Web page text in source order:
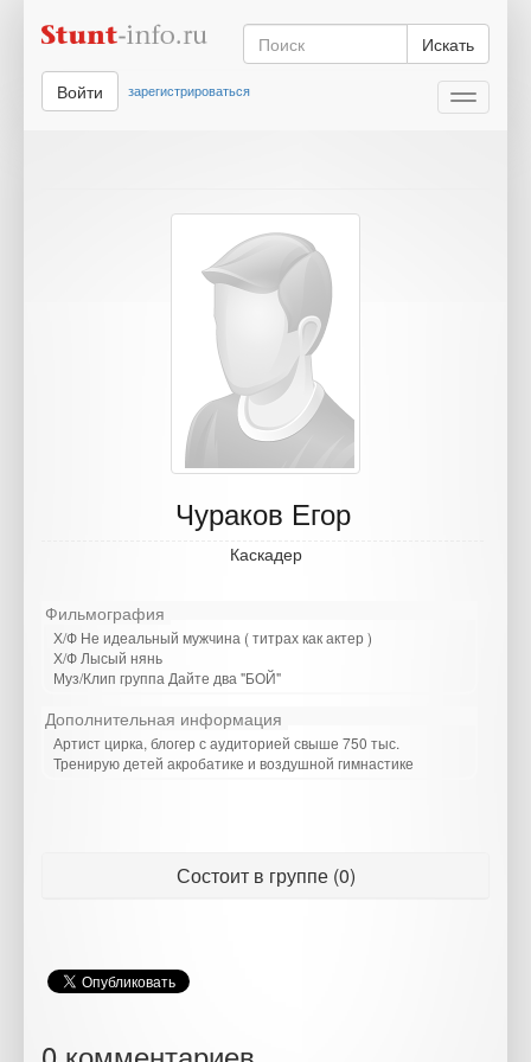
Искать
Toggle
Войти зарегистрироваться
Чураков Егор
Каскадер
Фильмография
Х/Ф Не идеальный мужчина ( титрах как актер )
Х/Ф Лысый нянь
Муз/Клип группа Дайте два "БОЙ"
Дополнительная информация
Артист цирка, блогер с аудиторией свыше 750 тыс.
Тренирую детей акробатике и воздушной гимнастике
Состоит в группе (0)